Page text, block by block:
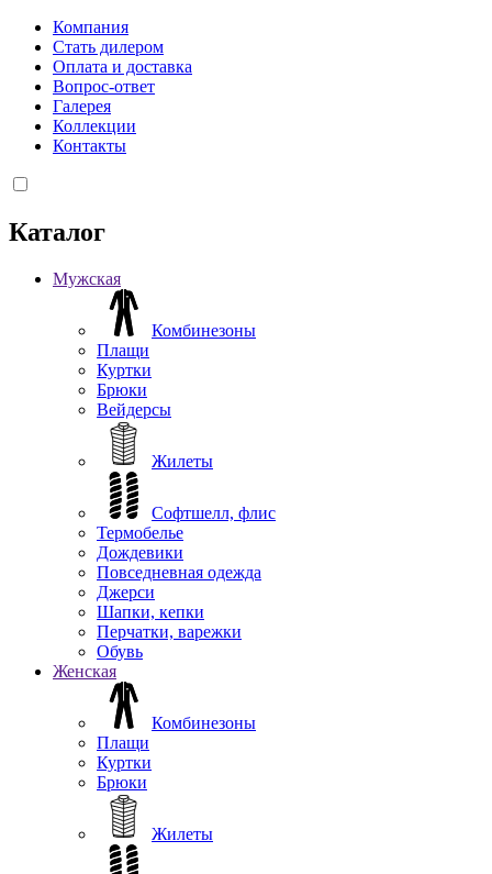
Компания
Стать дилером
Оплата и доставка
Вопрос-ответ
Галерея
Коллекции
Контакты
Каталог
Мужская
Комбинезоны
Плащи
Куртки
Брюки
Вейдерсы
Жилеты
Софтшелл, флис
Термобелье
Дождевики
Повседневная одежда
Джерси
Шапки, кепки
Перчатки, варежки
Обувь
Женская
Комбинезоны
Плащи
Куртки
Брюки
Жилеты